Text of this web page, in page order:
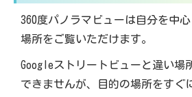
360度パノラマビューは自分を中
場所をご覧いただけます。
Googleストリートビューと違い場
できませんが、目的の場所をすぐ